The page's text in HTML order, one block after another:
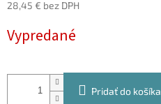
28,45 € bez DPH
cena:
Vypredané
Pridať do košíka